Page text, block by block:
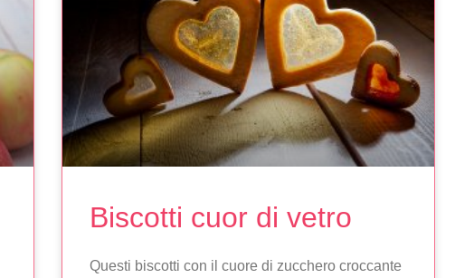
Biscotti cuor di vetro
Questi biscotti con il cuore di zucchero croccante